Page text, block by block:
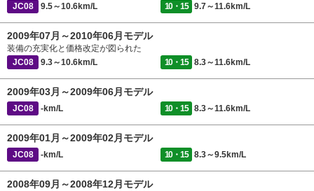
JC08
9.5～10.6km/L 10・15 9.7～11.6km/L
2009年07月～2010年06月モデル
装備の充実化と価格改定が図られた
JC08
9.3～10.6km/L 10・15 8.3～11.6km/L
2009年03月～2009年06月モデル
JC08 -km/L 10・15 8.3～11.6km/L
2009年01月～2009年02月モデル
JC08 -km/L 10・15 8.3～9.5km/L
2008年09月～2008年12月モデル